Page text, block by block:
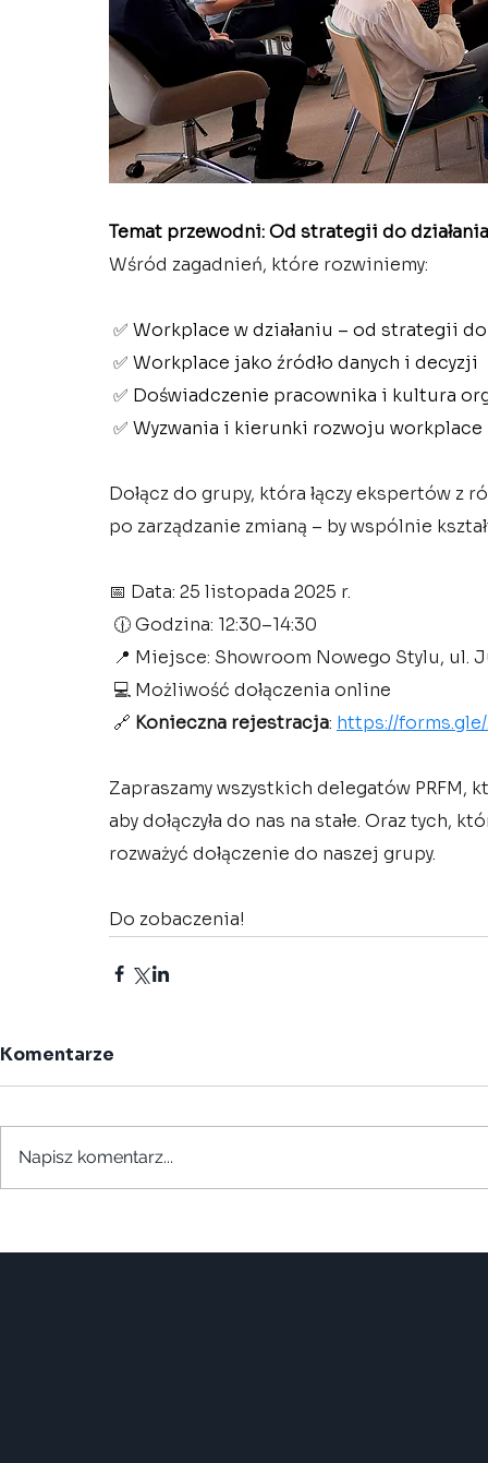
Temat przewodni: Od strategii do
Wśród zagadnień, które rozwiniemy:
✅ Workplace w działaniu – od strategii
✅ Workplace jako źródło danych i decyzji
✅ Doświadczenie pracownika i kultura
✅ Wyzwania i kierunki rozwoju workplace
Dołącz do grupy, która łączy ekspertów z
po zarządzanie zmianą – by wspólnie
📅 Data: 25 listopada 2025 r.
🕧 Godzina: 12:30–14:30
📍 Miejsce: Showroom Nowego Stylu, ul.
💻 Możliwość dołączenia online
🔗 Konieczna rejestracja: https://
Zapraszamy wszystkich delegatów PRFM,
aby dołączyła do nas na stałe. Oraz tych,
rozważyć dołączenie do naszej grupy.
Do zobaczenia!
Komentarze
Napisz komentarz...